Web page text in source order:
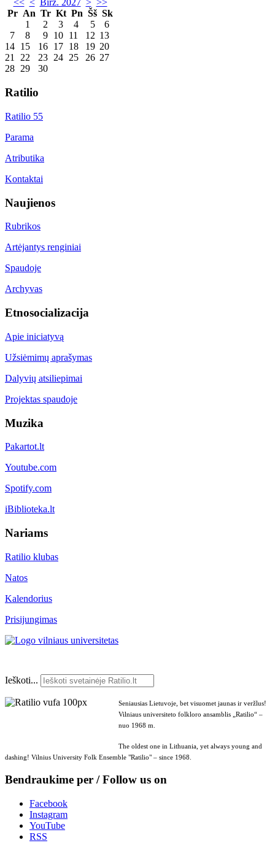
<< < Birž. 2027 > >>
Pr An Tr Kt Pn Šš Sk
1
2 3 4 5
6
7
8 9 10 11 12 13
14 15 16 17 18 19 20
21 22 23 24 25 26 27
28 29 30
Ratilio
Ratilio 55
Parama
Atributika
Kontaktai
Naujienos
Rubrikos
Artėjantys renginiai
Spaudoje
Archyvas
Etnosocializacija
Apie iniciatyvą
Užsiėmimų aprašymas
Dalyvių atsiliepimai
Projektas spaudoje
Muzika
Pakartot.lt
Youtube.com
Spotify.com
iBiblioteka.lt
Nariams
Ratilio klubas
Natos
Kalendorius
Prisijungimas
Ieškoti...
Seniausias Lietuvoje, bet visuomet jaunas ir veržlus!
Vilniaus universiteto folkloro ansamblis „Ratilio“ –
nuo 1968 m.
The oldest one in Lithuania, yet always young and
dashing! Vilnius University Folk Ensemble "Ratilio" – since 1968.
Bendraukime per / Follow us on
Facebook
Instagram
YouTube
RSS